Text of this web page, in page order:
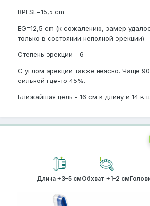
BPFSL=15,5 cm
EG=12,5 cm (к сожалению, замер
только в состоянии неполной эрекции)
Степень эрекции - 6
С углом эрекции также неясно. Чаще
сильной где-то 45%.
Ближайшая цель - 16 см в длину и 14 в
Длина +3–5 смОбхват +1–2 см